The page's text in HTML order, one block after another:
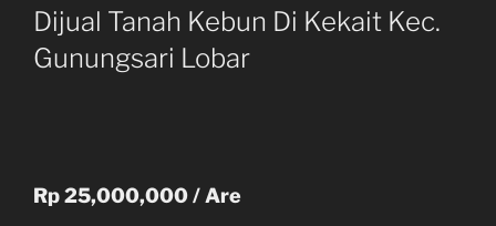
PADA
Dijual Tanah Kebun Di Kekait Kec.
Gunungsari Lobar
Rp 25,000,000 / Are